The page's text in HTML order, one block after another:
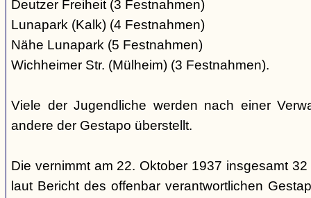
Deutzer Freiheit (3 Festnahmen)
Lunapark (Kalk) (4 Festnahmen)
Nähe Lunapark (5 Festnahmen)
Wichheimer Str. (Mülheim) (3 Festnahmen).
Viele der Jugendliche werden nach einer
andere der Gestapo überstellt.
Die vernimmt am 22. Oktober 1937 insgesamt
laut Bericht des offenbar verantwortlichen